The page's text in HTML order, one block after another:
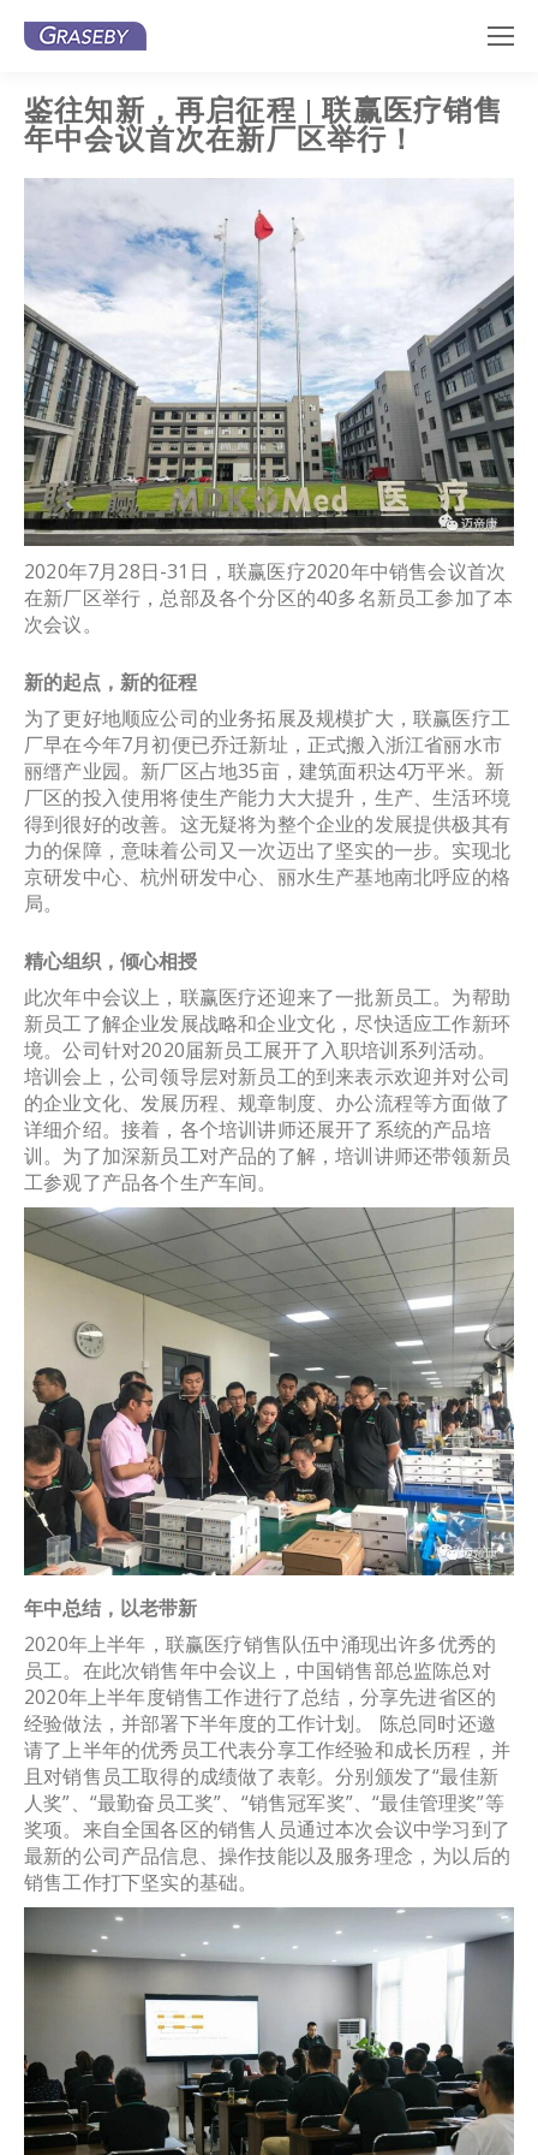
鉴往知新，再启征程 | 联赢医疗销售
年中会议首次在新厂区举行！
2020年7月28日-31日，联赢医疗2020年中销售会议首次
在新厂区举行，总部及各个分区的40多名新员工参加了本
次会议。
新的起点，新的征程
为了更好地顺应公司的业务拓展及规模扩大，联赢医疗工
厂早在今年7月初便已乔迁新址，正式搬入浙江省丽水市
丽缙产业园。新厂区占地35亩，建筑面积达4万平米。新
厂区的投入使用将使生产能力大大提升，生产、生活环境
得到很好的改善。这无疑将为整个企业的发展提供极其有
力的保障，意味着公司又一次迈出了坚实的一步。实现北
京研发中心、杭州研发中心、丽水生产基地南北呼应的格
局。
精心组织，倾心相授
此次年中会议上，联赢医疗还迎来了一批新员工。为帮助
新员工了解企业发展战略和企业文化，尽快适应工作新环
境。公司针对2020届新员工展开了入职培训系列活动。
培训会上，公司领导层对新员工的到来表示欢迎并对公司
的企业文化、发展历程、规章制度、办公流程等方面做了
详细介绍。接着，各个培训讲师还展开了系统的产品培
训。为了加深新员工对产品的了解，培训讲师还带领新员
工参观了产品各个生产车间。
年中总结，以老带新
2020年上半年，联赢医疗销售队伍中涌现出许多优秀的
员工。在此次销售年中会议上，中国销售部总监陈总对
2020年上半年度销售工作进行了总结，分享先进省区的
经验做法，并部署下半年度的工作计划。 陈总同时还邀
请了上半年的优秀员工代表分享工作经验和成长历程，并
且对销售员工取得的成绩做了表彰。分别颁发了“最佳新
人奖”、“最勤奋员工奖”、“销售冠军奖”、“最佳管理奖”等
奖项。来自全国各区的销售人员通过本次会议中学习到了
最新的公司产品信息、操作技能以及服务理念，为以后的
销售工作打下坚实的基础。